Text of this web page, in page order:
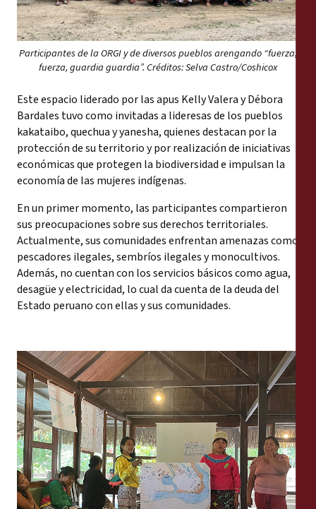
Informes anuales
Participantes de la ORGI y de diversos pueblos arengando “fuerza,
fuerza, guardia guardia”. Créditos: Selva Castro/Coshicox
Este espacio liderado por las apus Kelly Valera y Débora
Bardales tuvo como invitadas a lideresas de los pueblos
kakataibo, quechua y yanesha, quienes destacan por la
protección de su territorio y por realización de iniciativas
económicas que protegen la biodiversidad e impulsan la
economía de las mujeres indígenas.
En un primer momento, las participantes compartieron
sus preocupaciones sobre sus derechos territoriales.
Actualmente, sus comunidades enfrentan amenazas como
pescadores ilegales, sembríos ilegales y monocultivos.
Además, no cuentan con los servicios básicos como agua,
desagüe y electricidad, lo cual da cuenta de la deuda del
Estado peruano con ellas y sus comunidades.